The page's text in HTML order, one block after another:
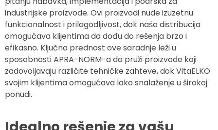
industrijske proizvode. Ovi proizvodi nude izuzetnu
funkcionalnost i prilagodljivost, dok naša distribucija
omogućava klijentima da dođu do rešenja brzo i
efikasno. Ključna prednost ove saradnje leži u
sposobnosti APRA-NORM-a da pruži proizvode koji
zadovoljavaju različite tehničke zahteve, dok VitaELKO
svojim klijentima omogućava lako snalaženje u širokoj
ponudi.